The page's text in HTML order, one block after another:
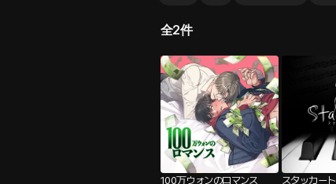
全2件
100万ウォンのロマンス スタッカート